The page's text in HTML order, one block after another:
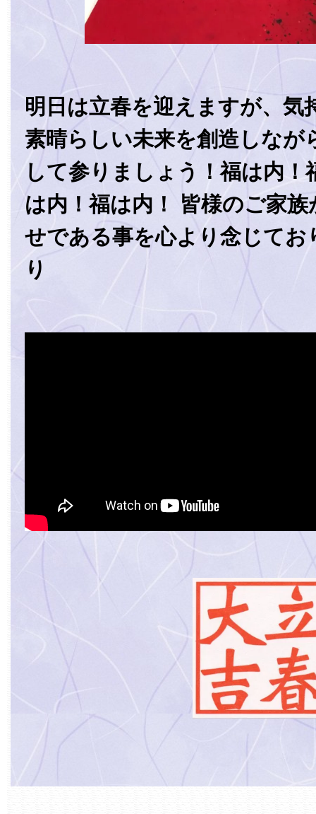
明日は立春を迎えますが、気
素晴らしい未来を創造しなが
して参りましょう！福は内！
は内！福は内！ 皆様のご家
せである事を心より念じてお
り